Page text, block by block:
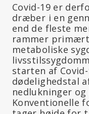
Covid-19 er
dræber i en
end de fleste
rammer primært
metaboliske
starten af
dødelighedstal
nedlukninger og
Konventionelle